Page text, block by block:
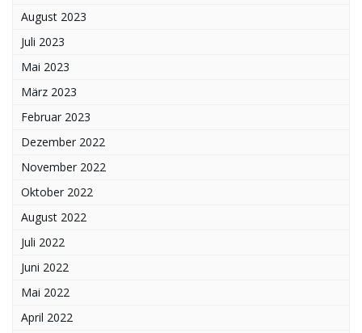
August 2023
Juli 2023
Mai 2023
März 2023
Februar 2023
Dezember 2022
November 2022
Oktober 2022
August 2022
Juli 2022
Juni 2022
Mai 2022
April 2022